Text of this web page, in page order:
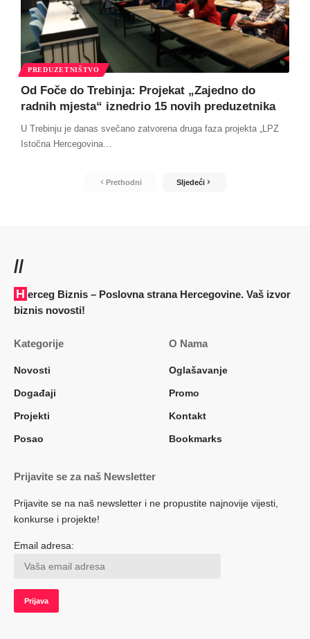
PREDUZETNIŠTVO
Od Foče do Trebinja: Projekat „Zajedno do
radnih mjesta“ iznedrio 15 novih preduzetnika
U Trebinju je danas svečano zatvorena druga faza projekta „LPZ
Istočna Hercegovina…
Prethodni Sljedeći
//
Herceg Biznis – Poslovna strana Hercegovine. Vaš izvor
biznis novosti!
Kategorije
Novosti
Događaji
Projekti
Posao
O Nama
Oglašavanje
Promo
Kontakt
Bookmarks
Prijavite se za naš Newsletter
Prijavite se na naš newsletter i ne propustite najnovije vijesti,
konkurse i projekte!
Email adresa: